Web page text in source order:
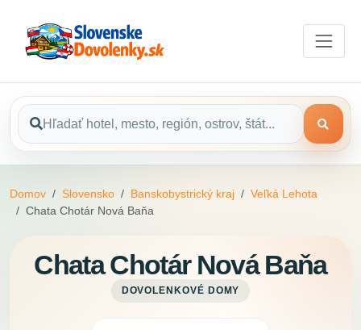
Domov Slovensko Banskobystrický kraj
Veľká Lehota
Chata Chotár Nová Baňa
Chata Chotár Nová Baňa
DOVOLENKOVÉ DOMY